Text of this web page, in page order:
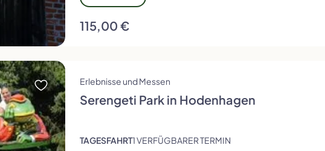
115,00 €
Erlebnisse und Messen
Serengeti Park in Hodenhagen
TAGESFAHRT1 VERFÜGBARER TERMIN